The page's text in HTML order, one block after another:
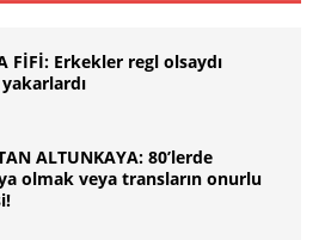
FİFİ: Erkekler regl olsaydı
ALTUNKAYA: 80’lerde
olmak veya transların onurlu